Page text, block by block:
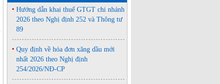
Hướng dẫn khai thuế GTGT chi nhánh
2026 theo Nghị định 252 và Thông tư
89
Quy định về hóa đơn xăng dầu mới
nhất 2026 theo Nghị định
254/2026/NĐ-CP